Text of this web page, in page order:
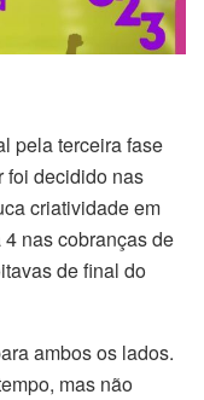
pela terceira fase
foi decidido nas
criatividade em
nas cobranças de
de final do
ambos os lados.
mas não